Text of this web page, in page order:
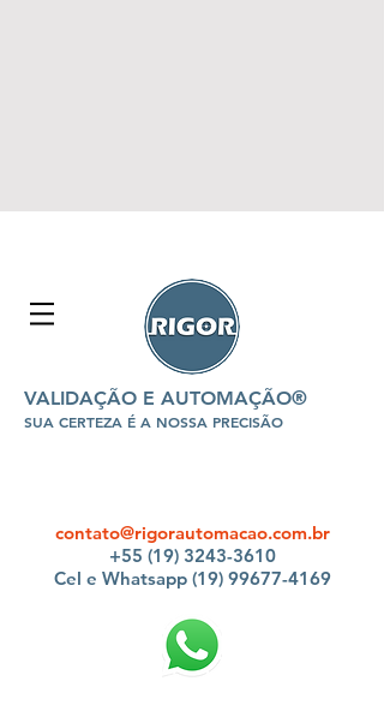
VALIDAÇÃO E AUTOMAÇÃO®
SUA CERTEZA É A NOSSA PRECISÃO
contato@rigorautomacao.com.br
+55 (19) 3243-3610
Cel e Whatsapp (19) 99677-4169